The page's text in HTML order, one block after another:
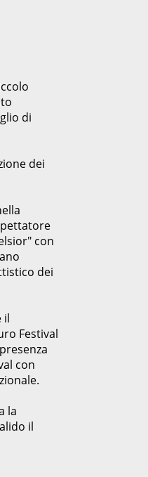
di
dei
con
dei
il
Festival
con
la
il